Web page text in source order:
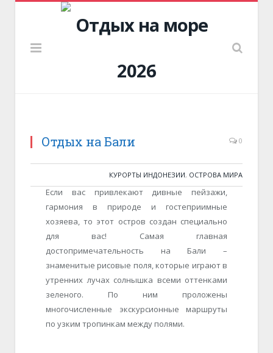
Отдых на Бали 0
КУРОРТЫ ИНДОНЕЗИИ, ОСТРОВА МИРА
Если вас привлекают дивные пейзажи,
гармония в природе и гостеприимные
хозяева, то этот остров создан специально
для вас! Самая главная
достопримечательность на Бали –
знаменитые рисовые поля, которые играют в
утренних лучах солнышка всеми оттенками
зеленого. По ним проложены
многочисленные экскурсионные маршруты
по узким тропинкам между полями.